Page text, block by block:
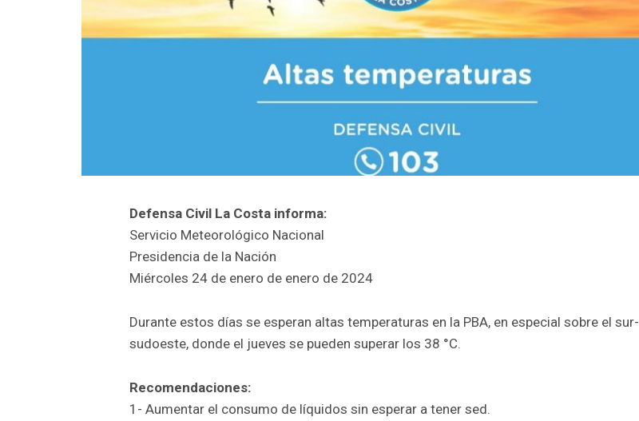
Defensa Civil La Costa informa:
Servicio Meteorológico Nacional
Presidencia de la Nación
Miércoles 24 de enero de enero de 2024
Durante estos días se esperan altas temperaturas en la PBA, en especial sobre el sur-
sudoeste, donde el jueves se pueden superar los 38 °C.
Recomendaciones:
1- Aumentar el consumo de líquidos sin esperar a tener sed.